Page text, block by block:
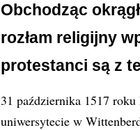
Obchodząc
rozłam religijny
protestanci są z
31 października 1517
uniwersytecie w